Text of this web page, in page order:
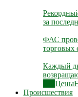
за
ФАС
торговых
Каждый
Цены
Происшествия